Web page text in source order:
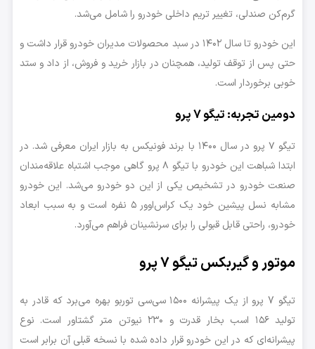
گرم‌کن صندلی، تغییر تریم داخلی خودرو را شامل می‌شد.
این خودرو تا سال ۱۴۰۲ در سبد محصولات مدیران خودرو قرار داشت و
حتی پس از توقف تولید، همچنان در بازار خرید و فروش، از داد و ستد
خوبی برخوردار است.
دومین تجربه: تیگو ۷ پرو
تیگو ۷ پرو در سال ۱۴۰۰ با برند فونیکس به بازار ایران معرفی شد. در
ابتدا شباهت این خودرو با تیگو ۸ پرو گاهی موجب اشتباه علاقه‌مندان
صنعت خودرو در تشخیص یکی از این دو خودرو می‌شد. این خودرو
مشابه نسل پیشین خود یک کراس‌اوور ۵ نفره است و به سبب ابعاد
خودرو، راحتی قابل قبولی را برای سرنشینان فراهم می‌آورد.
موتور و گیربکس تیگو ۷ پرو
تیگو 7 پرو از یک پیشرانه ۱۵۰۰ سی‌سی توربو بهره می‌برد که قادر به
تولید ۱۵۶ اسب بخار قدرت و ۲۳۰ نیوتن متر گشتاور است. نوع
پیشرانه‌ای که در این خودرو قرار داده شده با نسخه قبلی آن برابر است